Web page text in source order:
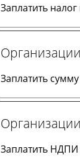
Заплатить
Заплатить
Заплатить НДПИ